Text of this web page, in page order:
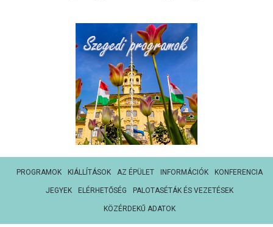
PROGRAMOK KIÁLLÍTÁSOK AZ ÉPÜLET INFORMÁCIÓK KONFERENCIA
JEGYEK ELÉRHETŐSÉG PALOTASÉTÁK ÉS VEZETÉSEK
KÖZÉRDEKŰ ADATOK